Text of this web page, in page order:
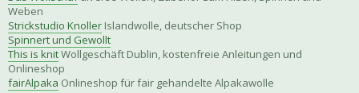
Weben
Strickstudio Knoller Islandwolle, deutscher Shop
Spinnert und Gewollt
This is knitWollgeschäft Dublin, kostenfreie Anleitungen und
Onlineshop
fairAlpaka Onlineshop für fair gehandelte Alpakawolle